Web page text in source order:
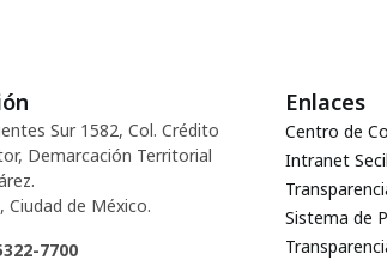
Sur 1582, Col. Crédito
Demarcación Territorial
Ciudad de México.
7700
Enlaces
Centro de
Intranet
Sistema de